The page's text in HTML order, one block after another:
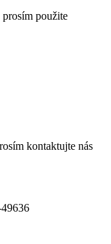
použite
kontaktujte nás